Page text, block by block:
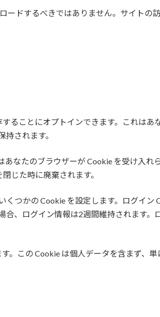
ードするべきではありません。サイトの
ることにオプトインできます。これはあ
されます。
なたのブラウザーが Cookie を受け入れ
じた時に廃棄されます。
つかの Cookie を設定します。ログイン
、ログイン情報は2週間維持されます。
。この Cookie は個人データを含まず、